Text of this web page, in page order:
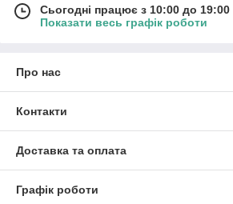
Сьогодні працює з 10:00 до 19:00
Показати весь графік роботи
Про нас
Контакти
Доставка та оплата
Графік роботи